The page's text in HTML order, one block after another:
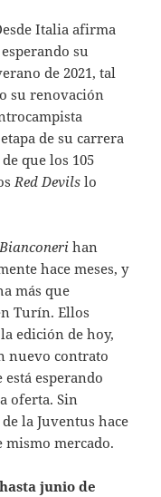
Italia afirma
su
de 2021, tal
su renovación
de su carrera
que los 105
Red Devils lo
Bianconeri han
hace meses, y
más que
Turín. Ellos
edición de hoy,
nuevo contrato
esperando
oferta. Sin
la Juventus hace
mismo mercado.
junio de